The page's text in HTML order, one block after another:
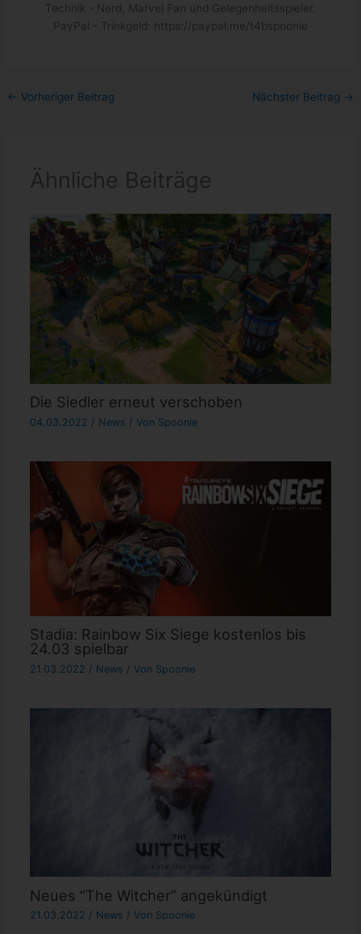
Technik - Nerd, Marvel Fan und Gelegenheitsspieler.
PayPal - Trinkgeld: https://paypal.me/t4bspoonie
← Vorheriger Beitrag Nächster Beitrag →
Ähnliche Beiträge
Die Siedler erneut verschoben
04.03.2022 / News / Von Spoonie
Stadia: Rainbow Six Siege kostenlos bis
24.03 spielbar
21.03.2022 / News / Von Spoonie
Neues “The Witcher” angekündigt
21.03.2022 / News / Von Spoonie